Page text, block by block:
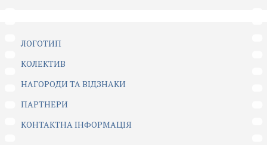
ЛОГОТИП
КОЛЕКТИВ
НАГОРОДИ ТА ВІДЗНАКИ
ПАРТНЕРИ
КОНТАКТНА ІНФОРМАЦІЯ